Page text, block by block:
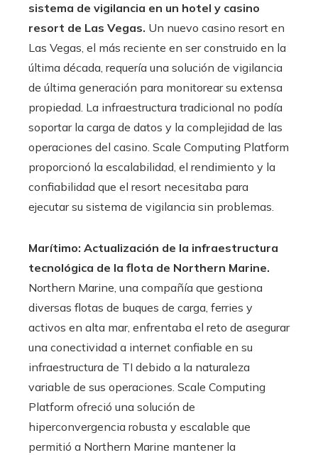
sistema de vigilancia en un hotel y casino
resort de Las Vegas. Un nuevo casino resort en
Las Vegas, el más reciente en ser construido en la
última década, requería una solución de vigilancia
de última generación para monitorear su extensa
propiedad. La infraestructura tradicional no podía
soportar la carga de datos y la complejidad de las
operaciones del casino. Scale Computing Platform
proporcionó la escalabilidad, el rendimiento y la
confiabilidad que el resort necesitaba para
ejecutar su sistema de vigilancia sin problemas.
Marítimo: Actualización de la infraestructura
tecnológica de la flota de Northern Marine.
Northern Marine, una compañía que gestiona
diversas flotas de buques de carga, ferries y
activos en alta mar, enfrentaba el reto de asegurar
una conectividad a internet confiable en su
infraestructura de TI debido a la naturaleza
variable de sus operaciones. Scale Computing
Platform ofreció una solución de
hiperconvergencia robusta y escalable que
permitió a Northern Marine mantener la